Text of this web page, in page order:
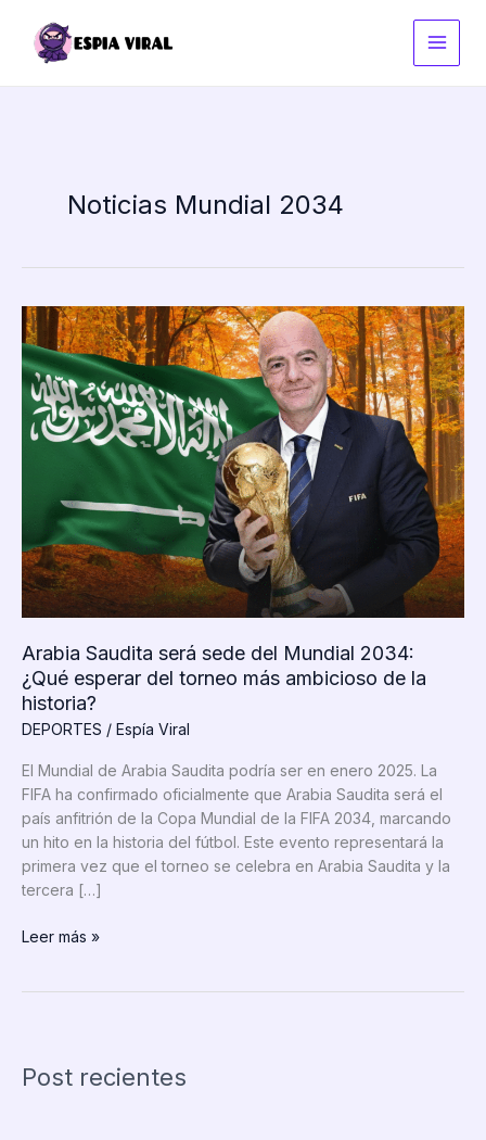
contenido
Noticias Mundial 2034
Arabia Saudita será sede del Mundial 2034:
¿Qué esperar del torneo más ambicioso de la
historia?
DEPORTES / Espía Viral
El Mundial de Arabia Saudita podría ser en enero 2025. La
FIFA ha confirmado oficialmente que Arabia Saudita será el
país anfitrión de la Copa Mundial de la FIFA 2034, marcando
un hito en la historia del fútbol. Este evento representará la
primera vez que el torneo se celebra en Arabia Saudita y la
tercera […]
Arabia
2034:
Leer más »
Post recientes